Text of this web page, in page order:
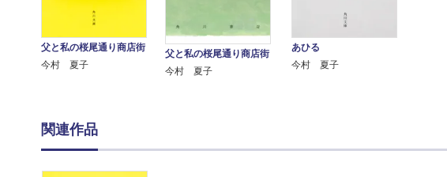
父と私の桜尾通り商店街
今村 夏子
父と私の桜尾通り商店街
今村 夏子
あひる
今村 夏子
関連作品